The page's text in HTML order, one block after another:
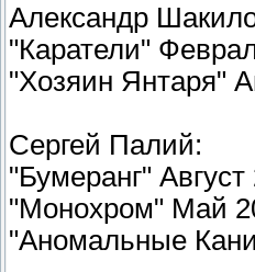
Александр
"Каратели"
"Хозяин Янтаря"
Сергей Палий:
"Бумеранг" Август
"Монохром" Май
"Аномальные